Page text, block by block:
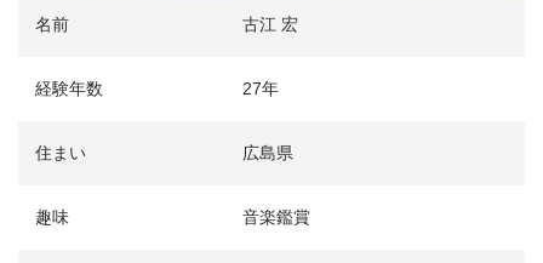
名前 古江 宏
経験年数 27年
住まい 広島県
趣味 音楽鑑賞